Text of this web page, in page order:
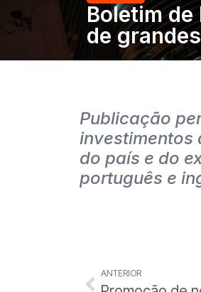
Boletim
de
Publicação
investimentos
do país e do
português e
ANTERIOR